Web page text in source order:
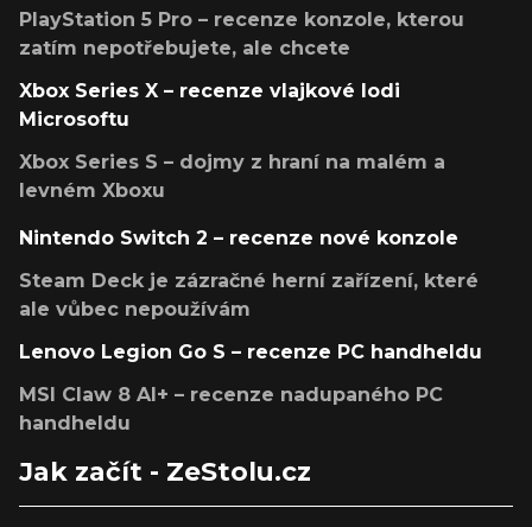
PlayStation 5 Pro – recenze konzole, kterou
zatím nepotřebujete, ale chcete
Xbox Series X – recenze vlajkové lodi
Microsoftu
Xbox Series S – dojmy z hraní na malém a
levném Xboxu
Nintendo Switch 2 – recenze nové konzole
Steam Deck je zázračné herní zařízení, které
ale vůbec nepoužívám
Lenovo Legion Go S – recenze PC handheldu
MSI Claw 8 AI+ – recenze nadupaného PC
handheldu
Jak začít - ZeStolu.cz